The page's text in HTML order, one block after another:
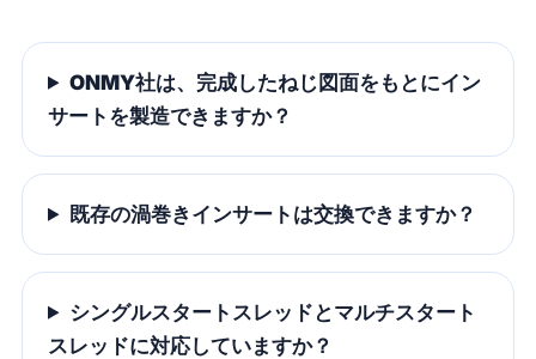
ONMY社は、完成したねじ図面をもとにイン
サートを製造できますか？
既存の渦巻きインサートは交換できますか？
シングルスタートスレッドとマルチスタート
スレッドに対応していますか？